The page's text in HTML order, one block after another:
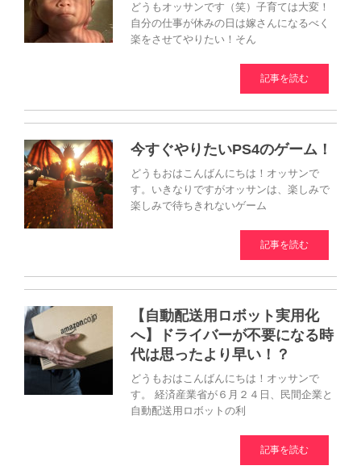
どうもオッサンです（笑）子育ては大変！
自分の仕事が休みの日は嫁さんになるべく
楽をさせてやりたい！そん
記事を読む
今すぐやりたいPS4のゲーム！
どうもおはこんばんにちは！オッサンで
す。いきなりですがオッサンは、楽しみで
楽しみで待ちきれないゲーム
記事を読む
【自動配送用ロボット実用化
へ】ドライバーが不要になる時
代は思ったより早い！？
どうもおはこんばんにちは！オッサンで
す。 経済産業省が６月２４日、民間企業と
自動配送用ロボットの利
記事を読む